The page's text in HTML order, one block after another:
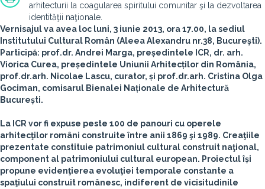
arhitecturii la coagularea spiritului comunitar şi la dezvoltarea
identităţii naţionale.
Vernisajul va avea loc luni, 3 iunie 2013, ora 17.00, la sediul
Institutului Cultural Român (Aleea Alexandru nr.38, Bucureşti).
Participă: prof.dr. Andrei Marga, președintele ICR, dr. arh.
Viorica Curea, președintele Uniunii Arhitecților din România,
prof.dr.arh. Nicolae Lascu, curator, și prof.dr.arh. Cristina Olga
Gociman, comisarul Bienalei Naționale de Arhitectură
București.
La ICR vor fi expuse peste 100 de panouri cu operele
arhitecţilor români construite între anii 1869 şi 1989. Creaţiile
prezentate constituie patrimoniul cultural construit naţional,
component al patrimoniului cultural european. Proiectul își
propune evidenţierea evoluţiei temporale constante a
spaţiului construit românesc, indiferent de vicisitudinile